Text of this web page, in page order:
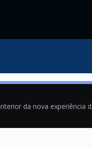
da nova experiência